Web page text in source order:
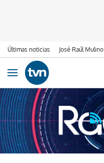
Últimas noticias José Raúl Mulino
Ir al contenido
Obrir navegació